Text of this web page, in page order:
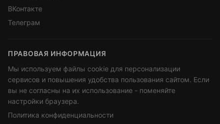
ВКонтакте
Телеграм
ПРАВОВАЯ ИНФОРМАЦИЯ
Мы используем файлы cookie для персонализации
сервисов и повышения удобства пользования сайтом. Если
вы не согласны на их использование - поменяйте
настройки браузера.
Политика конфиденциальности